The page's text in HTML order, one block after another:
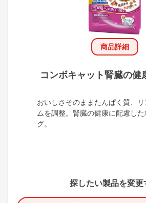
商品詳細
コンボキャット腎臓の健
おいしさそのままたんぱく質、
ムを調整。腎臓の健康に配慮し
グ。
探したい製品を変更